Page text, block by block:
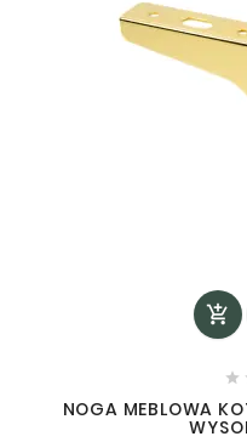


NOGA MEBLOWA